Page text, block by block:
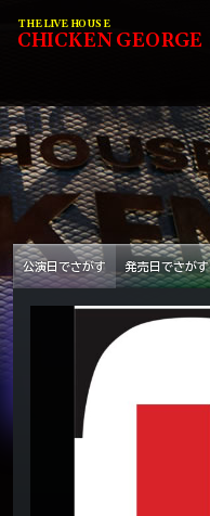
THE LIVE HOUSE
CHICKENGEORGE
公演日でさがす 発売日でさがす